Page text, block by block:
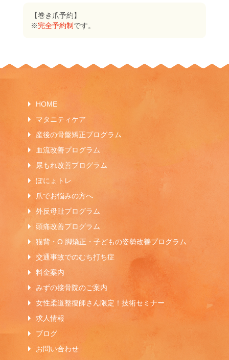
【巻き爪予約】
※完全予約制 です。
HOME
マタニティケア
産後の骨盤矯正プログラム
血流改善プログラム
尿もれ改善プログラム
ぽにょトレ
爪でお悩みの方へ
外反母趾プログラム
頭痛改善プログラム
猫背・O 脚矯正・子どもの姿勢改善プログラム
交通事故でのむち打ち症
料金案内
みずの接骨院のご案内
女性柔道整復師さん限定！技術セミナー
求人情報
ブログ
お問い合わせ